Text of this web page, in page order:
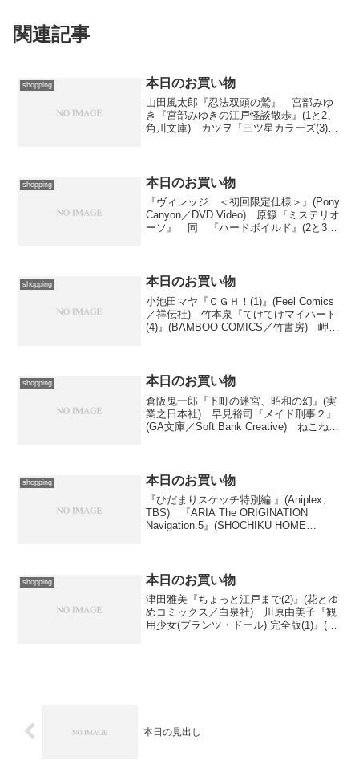
関連記事
shopping 本日のお買い物
山田風太郎『忍法双頭の鷲』 宮部みゆ
き『宮部みゆきの江戸怪談散歩』(1と2、
角川文庫) カツヲ『三ツ星カラーズ(3)』
shopping 本日のお買い物
『ヴィレッジ ＜初回限定仕様＞』(Pony
Canyon／DVD Video) 原籙『ミステリオ
ーソ』 同 『ハードボイルド』(2と3、
shopping 本日のお買い物
小池田マヤ『ＣＧＨ！(1)』(Feel Comics
／祥伝社) 竹本泉『てけてけマイハート
(4)』(BAMBOO COMICS／竹書房) 岬下
shopping 本日のお買い物
倉阪鬼一郎『下町の迷宮、昭和の幻』(実
業之日本社) 早見裕司『メイド刑事２』
(GA文庫／Soft Bank Creative) ねこねこ
shopping 本日のお買い物
『ひだまりスケッチ特別編 』(Aniplex、
TBS) 『ARIA The ORIGINATION
Navigation.5』(SHOCHIKU HOME
shopping 本日のお買い物
津田雅美『ちょっと江戸まで(2)』(花とゆ
めコミックス／白泉社) 川原由美子『観
用少女(プランツ・ドール) 完全版(1)』(眠
本日の見出し